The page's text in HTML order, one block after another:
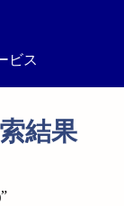
ビス
結果
”